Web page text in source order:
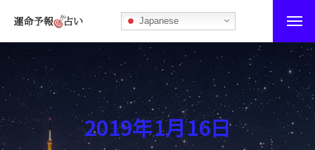
Japanese
運命予報占い
運命予報占いとは
あなたの所属部屋を探そう！2019年1月16日